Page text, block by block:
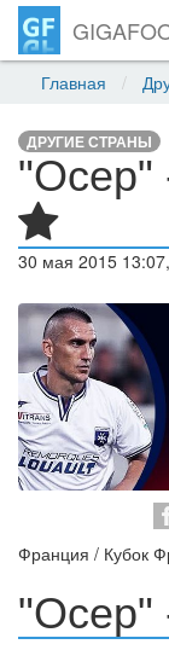
Главная
ДРУГИЕ СТРАНЫ
30 мая 2015
Франция / Кубок